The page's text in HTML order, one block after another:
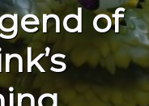
of